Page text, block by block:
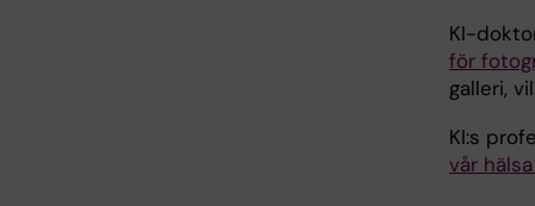
KI-
för
galleri,
KI:s
vår